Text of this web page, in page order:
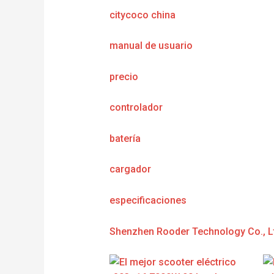
citycoco china
manual de usuario
precio
controlador
batería
cargador
especificaciones
Shenzhen Rooder Technology Co.,